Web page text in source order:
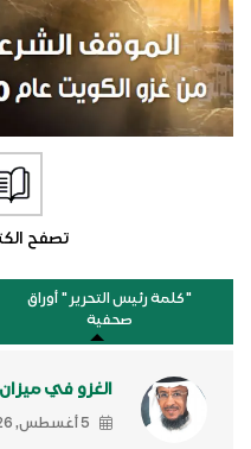
تصفح
"كلمة رئيس التحرير " أوراق
صحفية
الغزو في
5 أغسطس, 2026